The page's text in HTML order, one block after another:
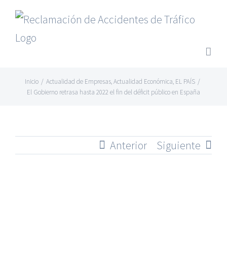
Saltar
contenido
Inicio / Actualidad de Empresas,Actualidad Económica, EL PAÍS /
El Gobierno retrasa hasta 2022 el fin del déficit público en España
Anterior Siguiente